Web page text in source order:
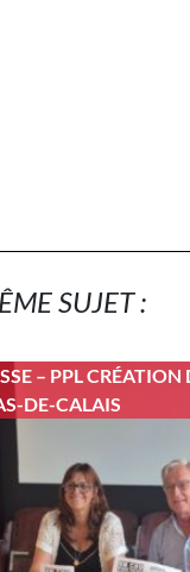
SUJET :
– PPL CRÉATION
DE-CALAIS